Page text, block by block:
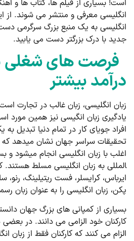
است! بسیاری از فیلم ­ها، کتاب ­ها و
انگلیسی معرفی و منتشر می شوند. از
انگلیسی به یک منبع بزرگ سرگرمی
جدید با درک بزرگتر دست می ­یابید.
فرصت­ های شغلی
درآمد بیشتر
زبان انگلیسی، زبان غالب در تجارت
یادگیری زبان انگیسی نیز همین مورد
افراد جویای کار در تمام دنیا
تحقیقات سراسر جهان نشان می­دهد که
المللی به زبان انگلیسی مسلط هستند.
ایرباس، کرایسلر، فست ریتیلینگ،
پکن، زبان انگلیسی را به عنوان زبان
بسیاری از کمپانی­ های بزرگ جهان
کارکنان خود الزامی می ­دانند. در
الزام می­ کنند که کارکنان فقط از زبان